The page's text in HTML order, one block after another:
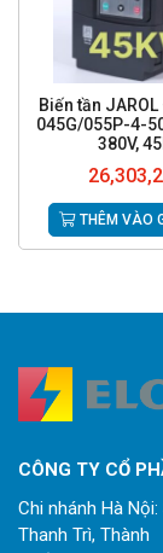
Biến tần
045G/055P-4-
380V,
THÊM VÀO
CÔNG TY CỔ
Chi nhánh Hà
Thanh Trì, Thành